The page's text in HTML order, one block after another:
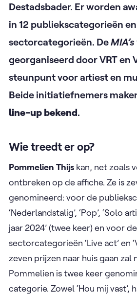
Destadsbader. Er worden
in 12 publiekscategorieën
sectorcategorieën. DeMIA’s
georganiseerd door VRT en
steunpunt voor artiest en
Beide initiatiefnemers
line-up bekend.
Wie treedt er op?
Pommelien Thijs kan, net zoals
ontbreken op de affiche. Ze is
genomineerd: voor de
‘Nederlandstalig’, ‘Pop’, ‘Solo
jaar 2024’ (twee keer) en voor de
sectorcategorieën ‘Live act’ en
zeven prijzen naar huis gaan zal
Pommelien is twee keer
categorie. Zowel ‘Hou mij vast’,